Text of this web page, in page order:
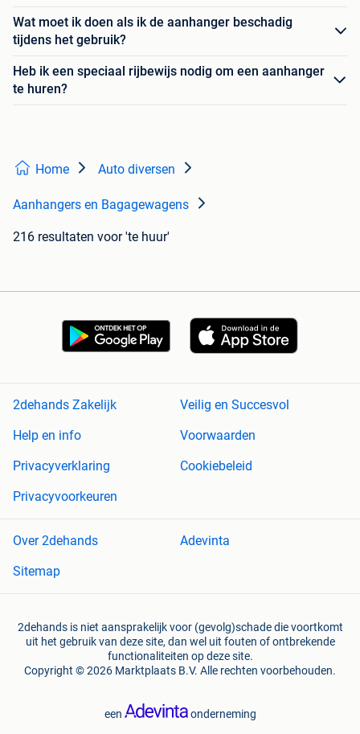
Wat moet ik doen als ik de aanhanger beschadig
tijdens het gebruik?
Heb ik een speciaal rijbewijs nodig om een aanhanger
te huren?
Home Auto diversen
Aanhangers en Bagagewagens
216 resultaten voor 'te huur'
2dehands Zakelijk
Veilig en Succesvol
Help en info
Voorwaarden
Privacyverklaring
Cookiebeleid
Privacyvoorkeuren
Over 2dehands
Adevinta
Sitemap
2dehands is niet aansprakelijk voor (gevolg)schade die voortkomt
uit het gebruik van deze site, dan wel uit fouten of ontbrekende
functionaliteiten op deze site.
Copyright © 2026 Marktplaats B.V. Alle rechten voorbehouden.
een onderneming